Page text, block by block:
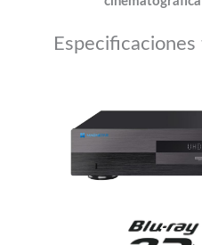
Especificaciones